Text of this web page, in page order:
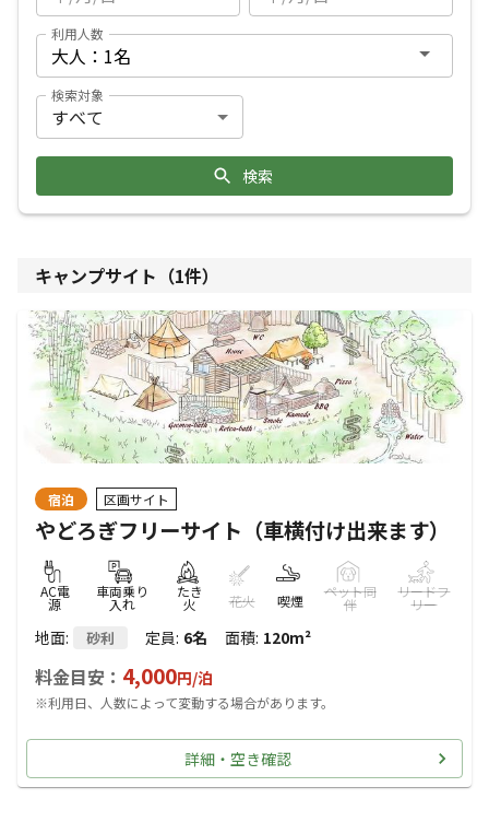
利用人数
検索対象
検索
キャンプサイト（1件）
宿泊 区画サイト
やどろぎフリーサイト（車横付け出来ます）
AC電
源
車両乗り
入れ
たき
火 花火 喫煙
ペット同
伴
リードフ
リー
地面: 砂利 定員: 6名 面積: 120m²
料金目安： 4,000円/泊
※利用日、人数によって変動する場合があります。
詳細・空き確認